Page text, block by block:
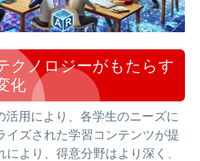
クノロジーがもたらす
化
活用により、各学生のニーズに
イズされた学習コンテンツが提
により、得意分野はより深く、